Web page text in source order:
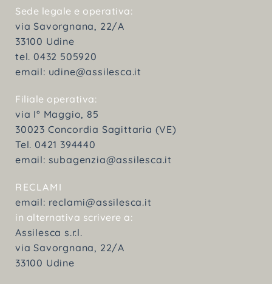
Sede legale e operativa:
via Savorgnana, 22/A
33100 Udine
tel. 0432 505920
email: udine@assilesca.it
Filiale operativa:
via I° Maggio, 85
30023 Concordia Sagittaria (VE)
Tel. 0421 394440
email: subagenzia@assilesca.it
RECLAMI
email: reclami@assilesca.it
in alternativa scrivere a:
Assilesca s.r.l.
via Savorgnana, 22/A
33100 Udine